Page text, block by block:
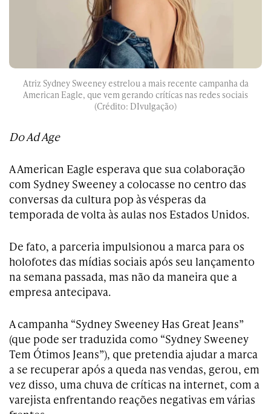
Atriz Sydney Sweeney estrelou a mais recente campanha da
American Eagle, que vem gerando crítícas nas redes sociais
(Crédito: DIvulgação)
Do Ad Age
A American Eagle esperava que sua colaboração
com Sydney Sweeney a colocasse no centro das
conversas da cultura pop às vésperas da
temporada de volta às aulas nos Estados Unidos.
De fato, a parceria impulsionou a marca para os
holofotes das mídias sociais após seu lançamento
na semana passada, mas não da maneira que a
empresa antecipava.
A campanha “Sydney Sweeney Has Great Jeans”
(que pode ser traduzida como “Sydney Sweeney
Tem Ótimos Jeans”), que pretendia ajudar a marca
a se recuperar após a queda nas vendas, gerou, em
vez disso, uma chuva de críticas na internet, com a
varejista enfrentando reações negativas em várias